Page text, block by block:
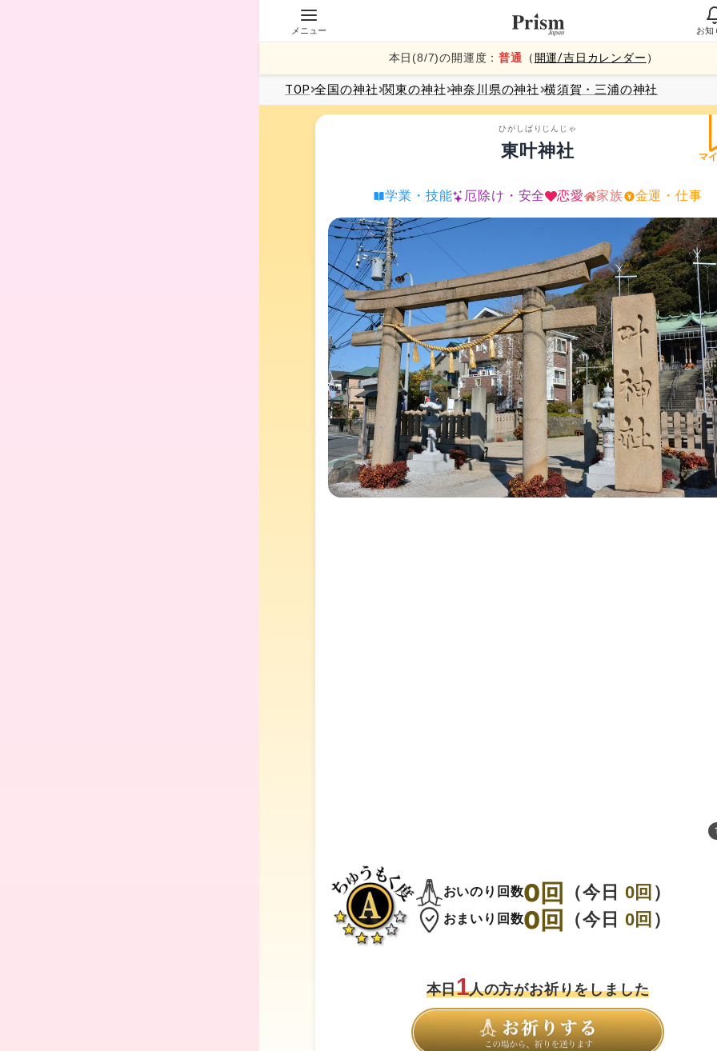
メニュー お知
本日(8/7)の開運度：普通 （ 開運/吉日カレンダー ）
TOP 全国の神社 関東の神社 神奈川県の神社 横須賀・三浦の神社
マ
ひがしばりじんじゃ
東叶神社
学業・技能 厄除け・安全 恋愛 家族 金運・仕事
1
おいのり回数0回 （今日 0回 ）
おまいり回数0回 （今日 0回 ）
本日1人の方がお祈りをしました